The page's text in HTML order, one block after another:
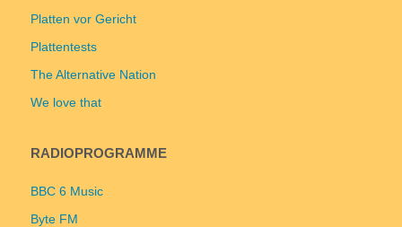
Platten vor Gericht
Plattentests
The Alternative Nation
We love that
RADIOPROGRAMME
BBC 6 Music
Byte FM